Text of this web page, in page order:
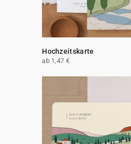
Hochzeitskarte
ab 1,47 €